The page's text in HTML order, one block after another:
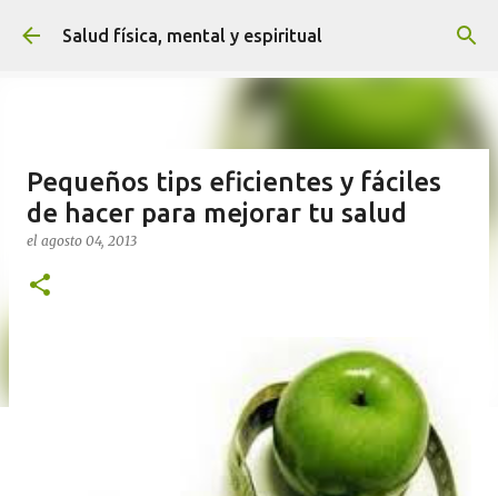
Ir al contenido principal
Salud física, mental y espiritual
Pequeños tips eficientes y fáciles
de hacer para mejorar tu salud
el agosto 04, 2013